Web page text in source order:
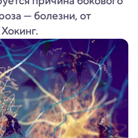
— болезни, от